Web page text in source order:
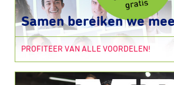
Samen bereiken we
PROFITEER VAN ALLE VOORDELEN!